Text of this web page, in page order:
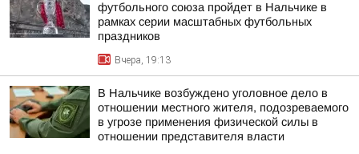
футбольного союза пройдет в Нальчике в
рамках серии масштабных футбольных
праздников
Вчера, 19:13
В Нальчике возбуждено уголовное дело в
отношении местного жителя, подозреваемого
в угрозе применения физической силы в
отношении представителя власти